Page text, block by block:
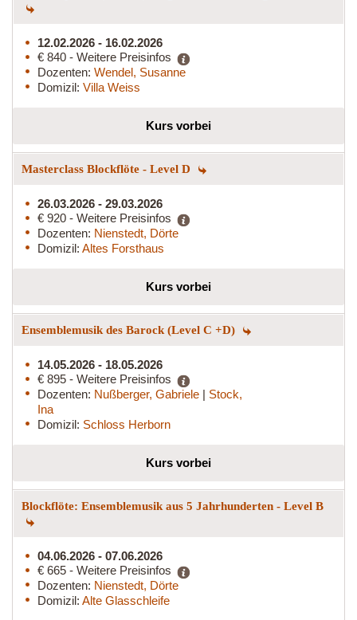
12.02.2026 - 16.02.2026
€ 840 - Weitere Preisinfos
Dozenten: Wendel, Susanne
Domizil: Villa Weiss
Kurs vorbei
Masterclass Blockflöte - Level D
26.03.2026 - 29.03.2026
€ 920 - Weitere Preisinfos
Dozenten: Nienstedt, Dörte
Domizil: Altes Forsthaus
Kurs vorbei
Ensemblemusik des Barock (Level C +D)
14.05.2026 - 18.05.2026
€ 895 - Weitere Preisinfos
Dozenten: Nußberger, Gabriele | Stock,
Ina
Domizil: Schloss Herborn
Kurs vorbei
Blockflöte: Ensemblemusik aus 5 Jahrhunderten - Level B
04.06.2026 - 07.06.2026
€ 665 - Weitere Preisinfos
Dozenten: Nienstedt, Dörte
Domizil: Alte Glasschleife